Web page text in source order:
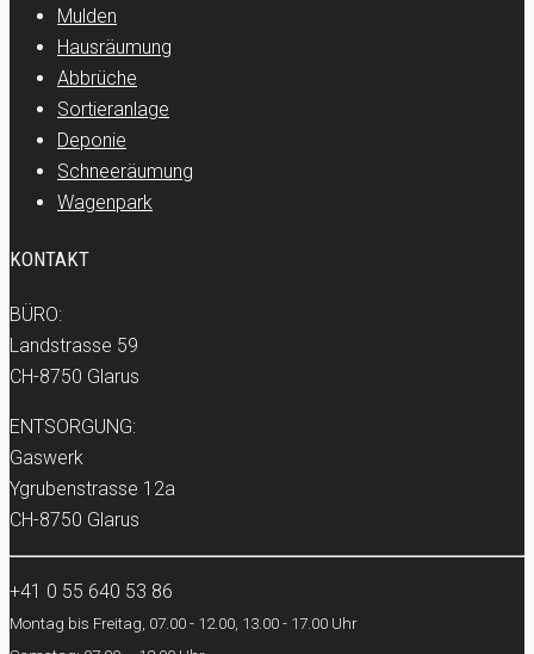
Mulden
Hausräumung
Abbrüche
Sortieranlage
Deponie
Schneeräumung
Wagenpark
KONTAKT
BÜRO:
Landstrasse 59
CH-8750 Glarus
ENTSORGUNG:
Gaswerk
Ygrubenstrasse 12a
CH-8750 Glarus
+41 0 55 640 53 86
Montag bis Freitag, 07.00 - 12.00, 13.00 - 17.00 Uhr